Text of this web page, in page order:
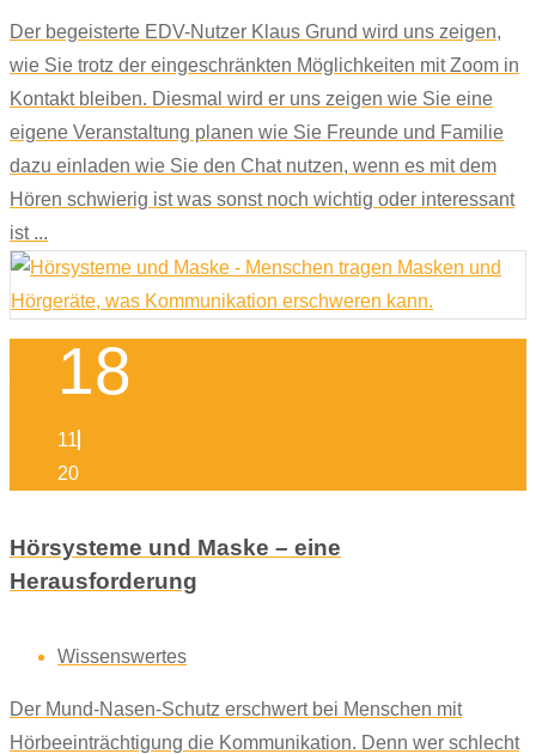
Der begeisterte EDV-Nutzer Klaus Grund wird uns zeigen,
wie Sie trotz der eingeschränkten Möglichkeiten mit Zoom in
Kontakt bleiben. Diesmal wird er uns zeigen wie Sie eine
eigene Veranstaltung planen wie Sie Freunde und Familie
dazu einladen wie Sie den Chat nutzen, wenn es mit dem
Hören schwierig ist was sonst noch wichtig oder interessant
ist ...
18
11
20
Hörsysteme und Maske – eine
Herausforderung
Wissenswertes
Der Mund-Nasen-Schutz erschwert bei Menschen mit
Hörbeeinträchtigung die Kommunikation. Denn wer schlecht